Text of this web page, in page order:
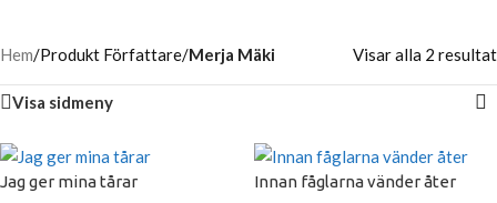
Hem/Produkt Författare/Merja Mäki Visar alla 2 resultat
Visa sidmeny
Jag ger mina tårar Innan fåglarna vänder åter